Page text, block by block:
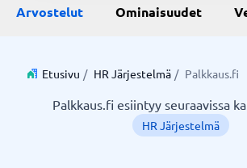
Arvostelut Ominaisuudet
Etusivu / HR Järjestelmä / Palkkaus.fi
Palkkaus.fi esiintyy seuraavissa
HR Järjestelmä